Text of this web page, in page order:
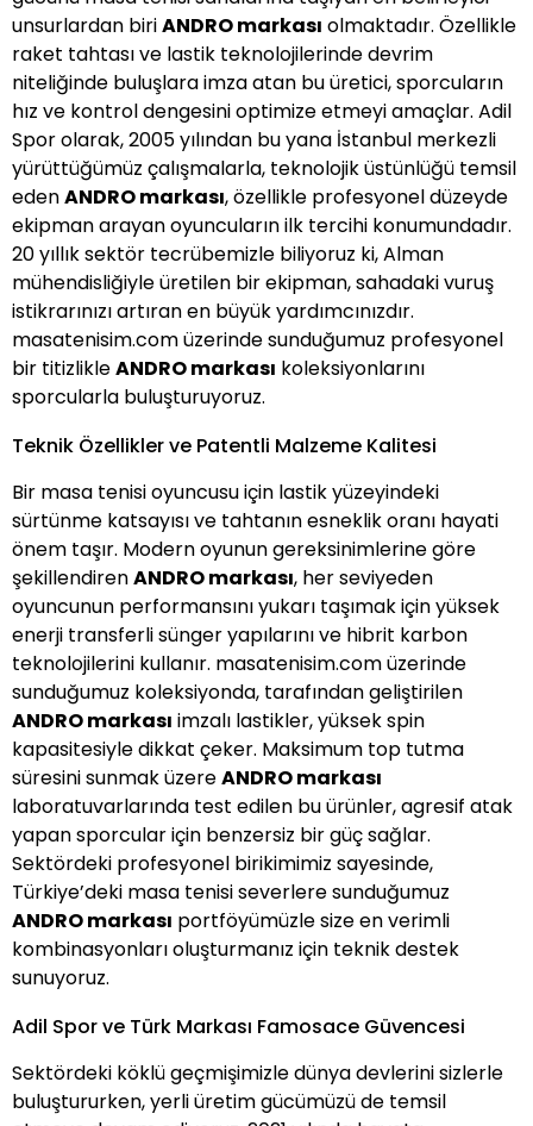
unsurlardan biriANDRO markası olmaktadır. Özellikle
raket tahtası ve lastik teknolojilerinde devrim
niteliğinde buluşlara imza atan bu üretici, sporcuların
hız ve kontrol dengesini optimize etmeyi amaçlar. Adil
Spor olarak, 2005 yılından bu yana İstanbul merkezli
yürüttüğümüz çalışmalarla, teknolojik üstünlüğü temsil
edenANDRO markası, özellikle profesyonel düzeyde
ekipman arayan oyuncuların ilk tercihi konumundadır.
20 yıllık sektör tecrübemizle biliyoruz ki, Alman
mühendisliğiyle üretilen bir ekipman, sahadaki vuruş
istikrarınızı artıran en büyük yardımcınızdır.
masatenisim.com üzerinde sunduğumuz profesyonel
bir titizlikleANDRO markası koleksiyonlarını
sporcularla buluşturuyoruz.
Teknik Özellikler ve Patentli Malzeme Kalitesi
Bir masa tenisi oyuncusu için lastik yüzeyindeki
sürtünme katsayısı ve tahtanın esneklik oranı hayati
önem taşır. Modern oyunun gereksinimlerine göre
şekillendirenANDRO markası, her seviyeden
oyuncunun performansını yukarı taşımak için yüksek
enerji transferli sünger yapılarını ve hibrit karbon
teknolojilerini kullanır. masatenisim.com üzerinde
sunduğumuz koleksiyonda, tarafından geliştirilen
ANDRO markası imzalı lastikler, yüksek spin
kapasitesiyle dikkat çeker. Maksimum top tutma
süresini sunmak üzereANDRO markası
laboratuvarlarında test edilen bu ürünler, agresif atak
yapan sporcular için benzersiz bir güç sağlar.
Sektördeki profesyonel birikimimiz sayesinde,
Türkiye’deki masa tenisi severlere sunduğumuz
ANDRO markası portföyümüzle size en verimli
kombinasyonları oluşturmanız için teknik destek
sunuyoruz.
Adil Spor ve Türk Markası Famosace Güvencesi
Sektördeki köklü geçmişimizle dünya devlerini sizlerle
buluştururken, yerli üretim gücümüzü de temsil